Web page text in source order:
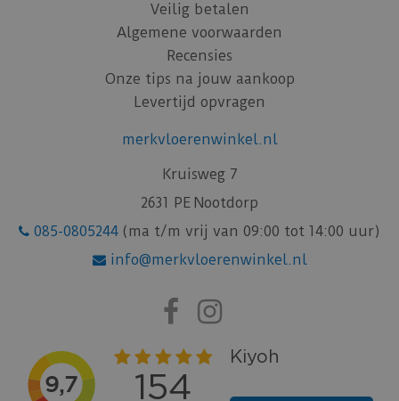
Veilig betalen
Algemene voorwaarden
Recensies
Onze tips na jouw aankoop
Levertijd opvragen
merkvloerenwinkel.nl
Kruisweg 7
2631 PE Nootdorp
085-0805244 (ma t/m vrij van 09:00 tot 14:00 uur)
info@merkvloerenwinkel.nl